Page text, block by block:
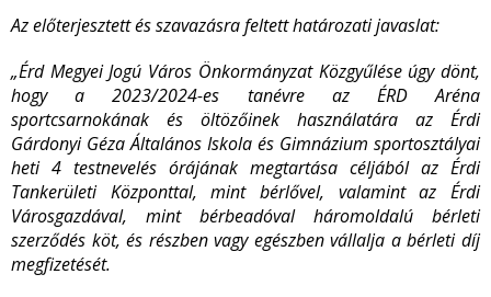
Az előterjesztett és szavazásra feltett határozati javaslat:
„Érd Megyei Jogú Város Önkormányzat Közgyűlése úgy dönt,
hogy a 2023/2024-es tanévre az ÉRD Aréna
sportcsarnokának és öltözőinek használatára az Érdi
Gárdonyi Géza Általános Iskola és Gimnázium sportosztályai
heti 4 testnevelés órájának megtartása céljából az Érdi
Tankerületi Központtal, mint bérlővel, valamint az Érdi
Városgazdával, mint bérbeadóval háromoldalú bérleti
szerződés köt, és részben vagy egészben vállalja a bérleti díj
megfizetését.